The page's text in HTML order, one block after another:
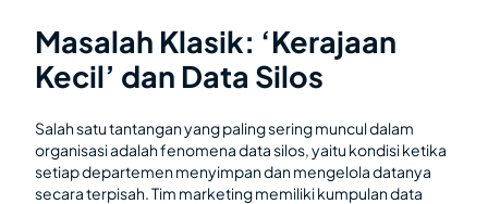
Masalah Klasik: ‘Kerajaan
Kecil’ dan Data Silos
Salah satu tantangan yang paling sering muncul dalam
organisasi adalah fenomena data silos, yaitu kondisi ketika
setiap departemen menyimpan dan mengelola datanya
secara terpisah. Tim marketing memiliki kumpulan data